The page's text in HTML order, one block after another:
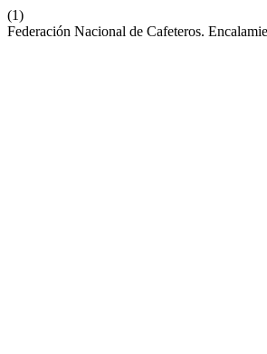
(1)
Federación Nacional de Cafeteros.